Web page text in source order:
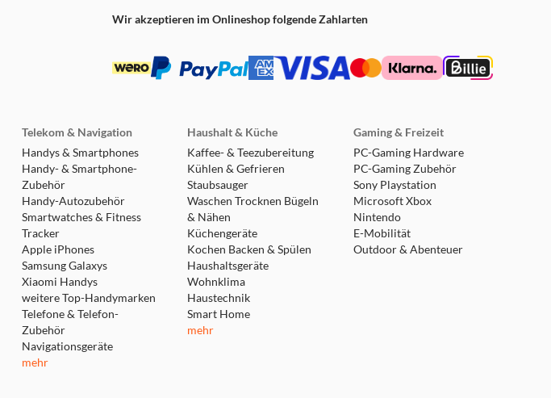
Wir akzeptieren im Onlineshop folgende Zahlarten
Telekom & Navigation
Handys & Smartphones
Handy- & Smartphone-
Zubehör
Handy-Autozubehör
Smartwatches & Fitness
Tracker
Apple iPhones
Samsung Galaxys
Xiaomi Handys
weitere Top-Handymarken
Telefone & Telefon-
Zubehör
Navigationsgeräte
mehr
Haushalt & Küche
Kaffee- & Teezubereitung
Kühlen & Gefrieren
Staubsauger
Waschen Trocknen Bügeln
& Nähen
Küchengeräte
Kochen Backen & Spülen
Haushaltsgeräte
Wohnklima
Haustechnik
Smart Home
mehr
Gaming & Freizeit
PC-Gaming Hardware
PC-Gaming Zubehör
Sony Playstation
Microsoft Xbox
Nintendo
E-Mobilität
Outdoor & Abenteuer